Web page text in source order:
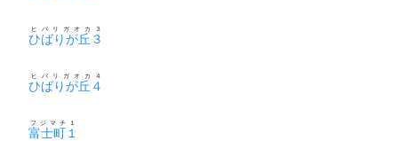
ひばりが丘３
ヒバリガオカ３
ひばりが丘４
ヒバリガオカ４
富士町１
フジマチ１